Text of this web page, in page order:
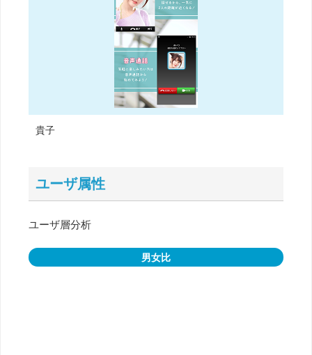
貴子
ユーザ属性
ユーザ層分析
男女比